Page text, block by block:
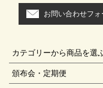
お問い合わせフォ
カテゴリーから商品を選
頒布会・定期便